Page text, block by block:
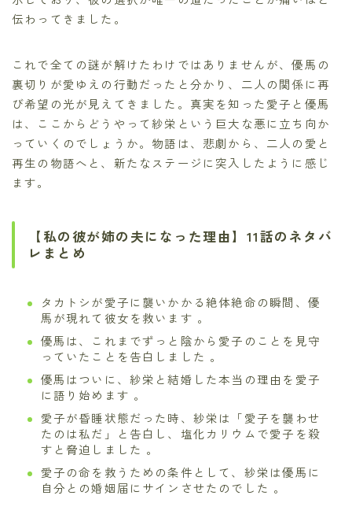
伝わってきました。
これで全ての謎が解けたわけではありませんが、優馬の
裏切りが愛ゆえの行動だったと分かり、二人の関係に再
び希望の光が見えてきました。真実を知った愛子と優馬
は、ここからどうやって紗栄という巨大な悪に立ち向か
っていくのでしょうか。物語は、悲劇から、二人の愛と
再生の物語へと、新たなステージに突入したように感じ
ます。
【私の彼が姉の夫になった理由】11話のネタバ
レまとめ
タカトシが愛子に襲いかかる絶体絶命の瞬間、優
馬が現れて彼女を救います 。
優馬は、これまでずっと陰から愛子のことを見守
っていたことを告白しました 。
優馬はついに、紗栄と結婚した本当の理由を愛子
に語り始めます 。
愛子が昏睡状態だった時、紗栄は「愛子を襲わせ
たのは私だ」と告白し、塩化カリウムで愛子を殺
すと脅迫しました 。
愛子の命を救うための条件として、紗栄は優馬に
自分との婚姻届にサインさせたのでした 。